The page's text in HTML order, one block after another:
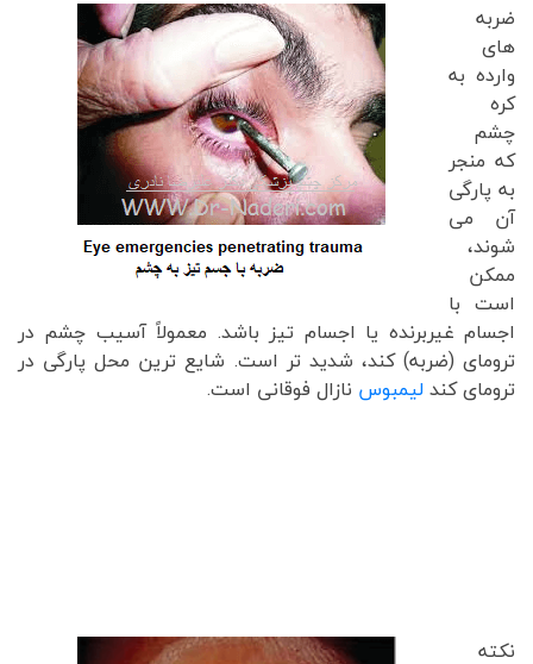
ضربه
های
وارده به
کره
چشم
که منجر
به پارگی
آن می
شوند،
ممکن
است با
اجسام غیربرنده یا اجسام تیز باشد. معمولاً آسیب چشم در
ترومای (ضربه) کند، شدید تر است. شایع ترین محل پارگی در
ترومای کندلیمبوس نازال فوقانی است.
نکته